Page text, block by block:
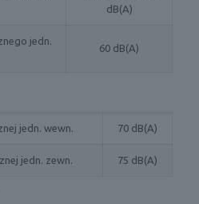
dB(A)
jedn.
60 dB(A)
jedn. wewn. 70 dB(A)
jedn. zewn. 75 dB(A)